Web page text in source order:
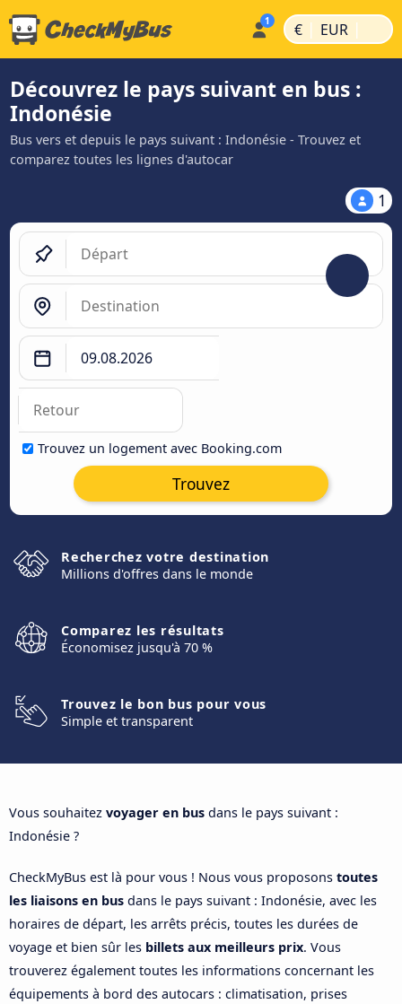
€ | EUR |
Découvrez le pays suivant en bus :
Indonésie
Bus vers et depuis le pays suivant : Indonésie - Trouvez et
comparez toutes les lignes d'autocar
1
Trouvez un logement avec Booking.com
Trouvez
Recherchez votre destination
Millions d'offres dans le monde
Comparez les résultats
Économisez jusqu'à 70 %
Trouvez le bon bus pour vous
Simple et transparent
Vous souhaitez voyager en bus dans le pays suivant :
Indonésie ?
CheckMyBus est là pour vous ! Nous vous proposons toutes
les liaisons en bus dans le pays suivant : Indonésie, avec les
horaires de départ, les arrêts précis, toutes les durées de
voyage et bien sûr les billets aux meilleurs prix. Vous
trouverez également toutes les informations concernant les
équipements à bord des autocars : climatisation, prises